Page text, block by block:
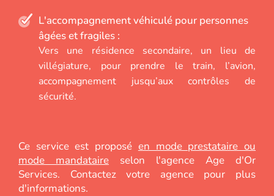
L'accompagnement véhiculé pour personnes
âgées et fragiles :
Vers une résidence secondaire, un lieu de
villégiature, pour prendre le train, l’avion,
accompagnement jusqu’aux contrôles de
sécurité.
Ce service est proposé en mode prestataire ou
mode mandataire selon l'agence Age d'Or
Services. Contactez votre agence pour plus
d'informations.